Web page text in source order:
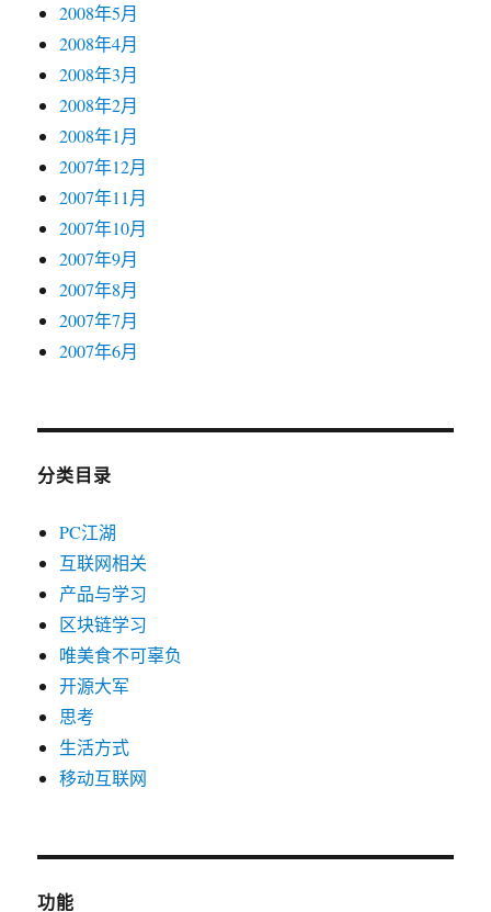
2008年5月
2008年4月
2008年3月
2008年2月
2008年1月
2007年12月
2007年11月
2007年10月
2007年9月
2007年8月
2007年7月
2007年6月
分类目录
PC江湖
互联网相关
产品与学习
区块链学习
唯美食不可辜负
开源大军
思考
生活方式
移动互联网
功能